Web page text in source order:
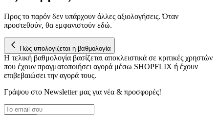
στη συσκευή σας, με σκοπό την προβολή εξατομικευμένων
διαφημίσεων και περιεχομένου, τις μετρήσεις σχετικά με
διαφημίσεις και περιεχόμενο, την καλύτερη εικόνα του κοινού
μας και την ανάπτυξη προϊόντων. Επίσης, κοινοποιούμε
πληροφορίες σχετικά με την από μέρους σας χρήση της
τοποθεσίας μας στους συνεργάτες μέσων κοινωνικής
δικτύωσης, διαφημίσεων και ανάλυσης.
Προς το παρόν δεν υπάρχουν άλλες αξιολογήσεις. Όταν
προστεθούν, θα εμφανιστούν εδώ.
Πώς υπολογίζεται η βαθμολογία
Η τελική βαθμολογία βασίζεται αποκλειστικά σε κριτικές χρηστών
που έχουν πραγματοποιήσει αγορά μέσω SHOPFLIX ή έχουν
επιβεβαιώσει την αγορά τους.
Γράψου στο Νewsletter μας για νέα & προσφορές!